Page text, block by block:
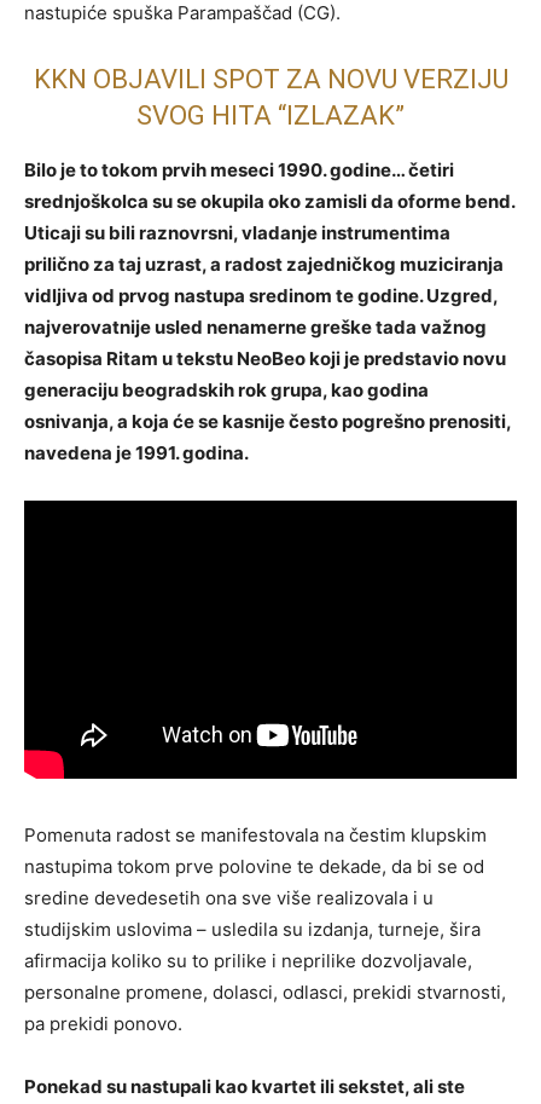
nastupiće spuška Parampaščad (CG).
KKN OBJAVILI SPOT ZA NOVU VERZIJU
SVOG HITA “IZLAZAK”
Bilo je to tokom prvih meseci 1990. godine… četiri
srednjoškolca su se okupila oko zamisli da oforme bend.
Uticaji su bili raznovrsni, vladanje instrumentima
prilično za taj uzrast, a radost zajedničkog muziciranja
vidljiva od prvog nastupa sredinom te godine. Uzgred,
najverovatnije usled nenamerne greške tada važnog
časopisa Ritam u tekstu NeoBeo koji je predstavio novu
generaciju beogradskih rok grupa, kao godina
osnivanja, a koja će se kasnije često pogrešno prenositi,
navedena je 1991. godina.
Pomenuta radost se manifestovala na čestim klupskim
nastupima tokom prve polovine te dekade, da bi se od
sredine devedesetih ona sve više realizovala i u
studijskim uslovima – usledila su izdanja, turneje, šira
afirmacija koliko su to prilike i neprilike dozvoljavale,
personalne promene, dolasci, odlasci, prekidi stvarnosti,
pa prekidi ponovo.
Ponekad su nastupali kao kvartet ili sekstet, ali ste